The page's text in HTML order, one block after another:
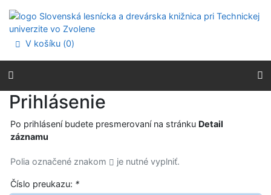
Prejsť na menu
Prehlásenie o webovej prístupnosti
V košíku (0)
Prihlásenie
Po prihlásení budete presmerovaní na stránku Detail
záznamu
Polia označené znakom je nutné vyplniť.
Číslo preukazu: *